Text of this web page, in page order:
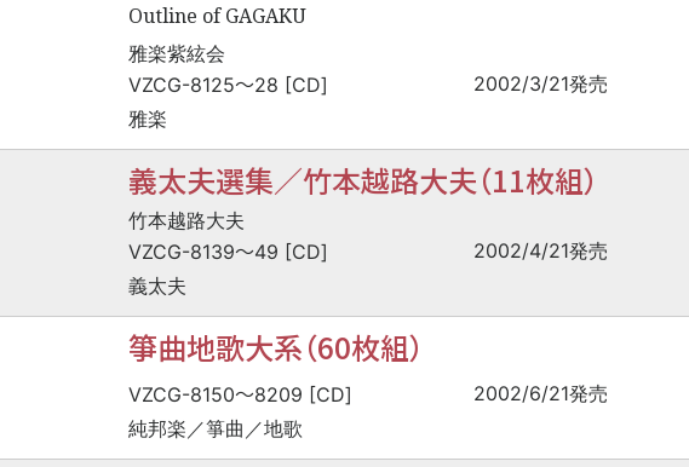
Outline of GAGAKU
雅楽紫絃会
VZCG-8125〜28 [CD] 2002/3/21発売
雅楽
義太夫選集／竹本越路大夫（11枚組）
竹本越路大夫
VZCG-8139〜49 [CD] 2002/4/21発売
義太夫
箏曲地歌大系（60枚組）
VZCG-8150〜8209 [CD] 2002/6/21発売
純邦楽／箏曲／地歌